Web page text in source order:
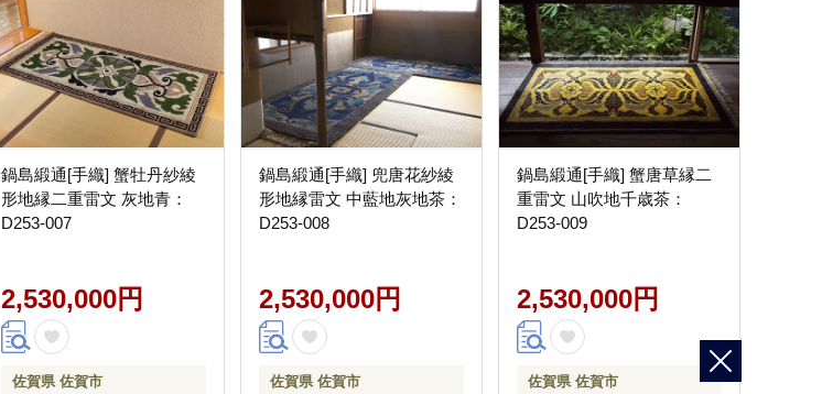
鍋島緞通[手織] 蟹牡丹紗綾
形地縁二重雷文 灰地青：
D253-007
2,530,000円
佐賀県 佐賀市
鍋島緞通[手織] 兜唐花紗綾
形地縁雷文 中藍地灰地茶：
D253-008
2,530,000円
佐賀県 佐賀市
鍋島緞通[手織] 蟹唐草縁二
重雷文 山吹地千歳茶：
D253-009
2,530,000円
佐賀県 佐賀市